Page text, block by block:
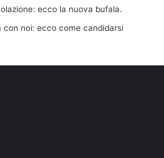
ecco la nuova bufala.
con noi: ecco come candidarsi